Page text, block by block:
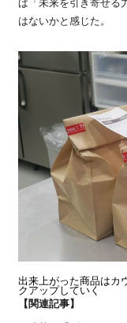
ば「未来を引き寄せる
はないかと感じた。
出来上がった商品はカ
クアップしていく
【関連記事】